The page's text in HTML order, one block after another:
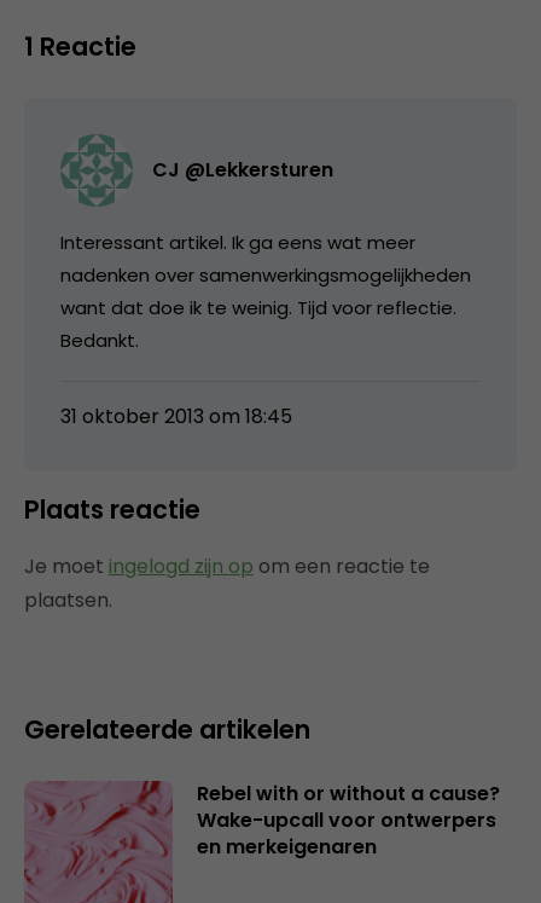
1 Reactie
CJ @Lekkersturen
Interessant artikel. Ik ga eens wat meer
nadenken over samenwerkingsmogelijkheden
want dat doe ik te weinig. Tijd voor reflectie.
Bedankt.
31 oktober 2013 om 18:45
Plaats reactie
Je moet ingelogd zijn op om een reactie te
plaatsen.
Gerelateerde artikelen
Rebel with or without a cause?
Wake-upcall voor ontwerpers
en merkeigenaren